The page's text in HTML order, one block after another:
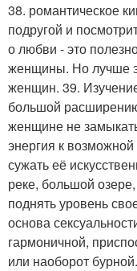
38. романтическое
подругой и
о любви - это
женщины. Но лучше
женщин. 39.
большой
женщине не
энергия к
сужать её
реке, большой
поднять уровень
основа
гармоничной,
или наоборот бурной.